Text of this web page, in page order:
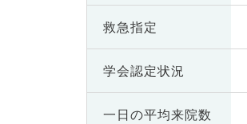
救急指定
学会認定状況
一日の平均来院数